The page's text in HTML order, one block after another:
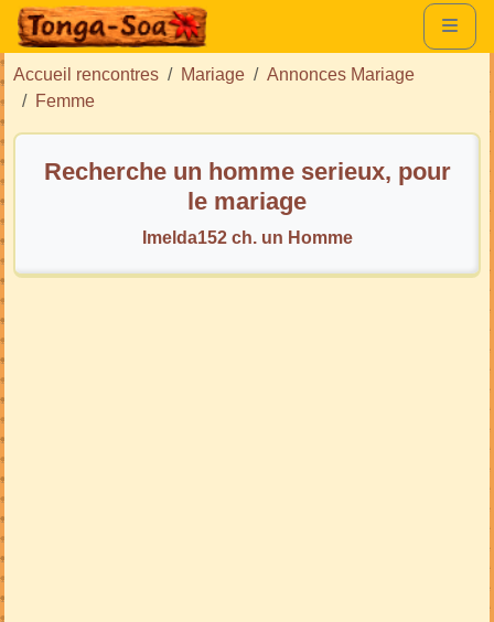
Accueil rencontres Mariage
Annonces Mariage
Femme
Recherche un homme serieux, pour
le mariage
Imelda152 ch. un Homme